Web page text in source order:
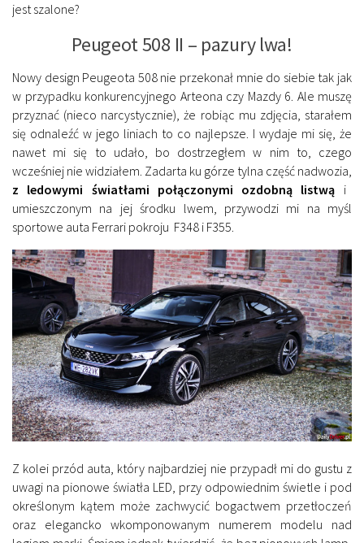
jest szalone?
Peugeot 508 II – pazury lwa!
Nowy design Peugeota 508 nie przekonał mnie do siebie tak jak
w przypadku konkurencyjnego Arteona czy Mazdy 6. Ale muszę
przyznać (nieco narcystycznie), że robiąc mu zdjęcia, starałem
się odnaleźć w jego liniach to co najlepsze. I wydaje mi się, że
nawet mi się to udało, bo dostrzegłem w nim to, czego
wcześniej nie widziałem. Zadarta ku górze tylna część nadwozia,
z ledowymi światłami połączonymi ozdobną listwą i
umieszczonym na jej środku lwem, przywodzi mi na myśl
sportowe auta Ferrari pokroju F348 i F355.
Z kolei przód auta, który najbardziej nie przypadł mi do gustu z
uwagi na pionowe światła LED, przy odpowiednim świetle i pod
określonym kątem może zachwycić bogactwem przetłoczeń
oraz elegancko wkomponowanym numerem modelu nad